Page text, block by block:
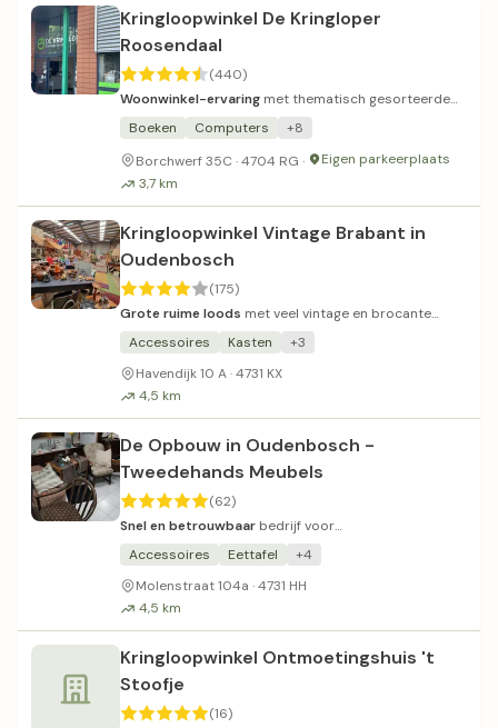
Kringloopwinkel De Kringloper
Roosendaal
(440)
Woonwinkel-ervaring met thematisch gesorteerde
afdelingen en ruim assortiment.
Boeken Computers
+8
Borchwerf 35C · 4704 RG ·
Eigen parkeerplaats
3,7 km
Kringloopwinkel Vintage Brabant in
Oudenbosch
(175)
Grote ruime loods met veel vintage en brocante
spullen.
Accessoires Kasten
+3
Havendijk 10 A · 4731 KX
4,5 km
De Opbouw in Oudenbosch -
Tweedehands Meubels
(62)
Snel en betrouwbaar bedrijf voor
woningontruimingen en tweedehands meubels.
Accessoires Eettafel
+4
Molenstraat 104a · 4731 HH
4,5 km
Kringloopwinkel Ontmoetingshuis 't
Stoofje
(16)